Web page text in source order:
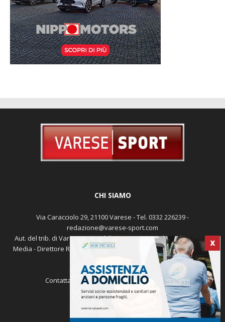
X
CHI SIAMO
Via Caracciolo 29, 21100 Varese - Tel. 0332 226239 -
redazione@varese-sport.com
Aut. del trib. di Varese n. 345 del 09-02-1979 - Prodotto da Sunrise
Media - Direttore Responsabile: Michele Marocco -Cookie policy
Contattaci: redazione@varese-sport.com
SEGUICI